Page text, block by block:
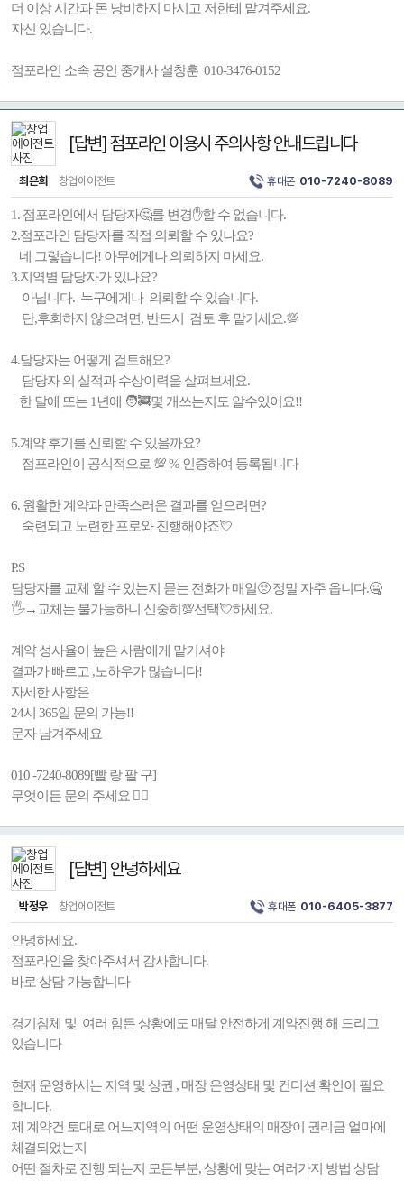
더 이상 시간과 돈 낭비하지 마시고 저한테 맡겨주세요.
자신 있습니다.
점포라인 소속 공인 중개사 설창훈 010-3476-0152
[답변] 점포라인 이용시 주의사항 안내드립니다
최은희 창업에이전트 휴대폰 010-7240-8089
1. 점포라인에서 담당자🤔를 변경✋️할 수 없습니다.
2.점포라인 담당자를 직접 의뢰할 수 있나요?
네 그렇습니다! 아무에게나 의뢰하지 마세요.
3.지역별 담당자가 있나요?
아닙니다. 누구에게나 의뢰할 수 있습니다.
단,후회하지 않으려면, 반드시 검토 후 맡기세요.💯
4.담당자는 어떻게 검토해요?
담당자 의 실적과 수상이력을 살펴보세요.
한 달에 또는 1년에 🧑‍🚒몇 개쓰는지도 알수있어요!!
5.계약 후기를 신뢰할 수 있을까요?
점포라인이 공식적으로 💯 % 인증하여 등록됩니다
6. 원활한 계약과 만족스러운 결과를 얻으려면?
숙련되고 노련한 프로와 진행해야죠💘
P.S
담당자를 교체 할 수 있는지 묻는 전화가 매일🥺 정말 자주 옵니다.🤐
🖐→교체는 불가능하니 신중히💯선택💘하세요.
계약 성사율이 높은 사람에게 맡기셔야
결과가 빠르고 ,노하우가 많습니다!
자세한 사항은
24시 365일 문의 가능!!
문자 남겨주세요
010 -7240-8089[빨 랑 팔 구]
무엇이든 문의 주세요 💁‍♀️
[답변] 안녕하세요
박정우 창업에이전트 휴대폰 010-6405-3877
안녕하세요.
점포라인을 찾아주셔서 감사합니다.
바로 상담 가능합니다
경기침체 및 여러 힘든 상황에도 매달 안전하게 계약진행 해 드리고
있습니다
현재 운영하시는 지역 및 상권 , 매장 운영상태 및 컨디션 확인이 필요
합니다.
제 계약건 토대로 어느지역의 어떤 운영상태의 매장이 권리금 얼마에
체결되었는지
어떤 절차로 진행 되는지 모든부분, 상황에 맞는 여러가지 방법 상담